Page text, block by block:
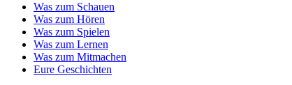
Was zum Schauen
Was zum Hören
Was zum Spielen
Was zum Lernen
Was zum Mitmachen
Eure Geschichten